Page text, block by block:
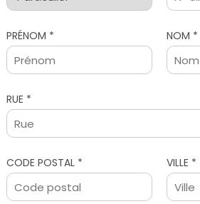
PRÉNOM * NOM *
RUE *
CODE POSTAL * VILLE *